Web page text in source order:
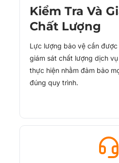
Kiểm Tra Và
Chất Lượng
Lực lượng bảo vệ cần
giám sát chất lượng dịch
thực hiện nhằm đảm bảo
đúng quy trình.